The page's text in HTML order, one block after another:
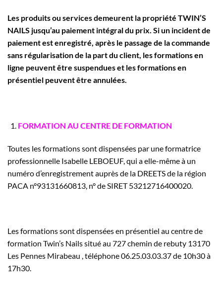
Les produits ou services demeurent la propriété TWIN’S
NAILS jusqu’au paiement intégral du prix. Si un incident de
paiement est enregistré, après le passage de la commande
sans régularisation de la part du client, les formations en
ligne peuvent être suspendues et les formations en
présentiel peuvent être annulées.
FORMATION AU CENTRE DE FORMATION
Toutes les formations sont dispensées par une formatrice
professionnelle Isabelle LEBOEUF, qui a elle-même à un
numéro d’enregistrement auprès de la DREETS de la région
PACA n°93131660813, n° de SIRET 53212716400020.
Les formations sont dispensées en présentiel au centre de
formation Twin’s Nails situé au 727 chemin de rebuty 13170
Les Pennes Mirabeau , téléphone 06.25.03.03.37 de 10h30 à
17h30.